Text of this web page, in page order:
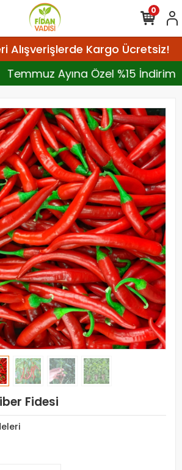
Alışverişlerde Kargo Ücretsiz!
Temmuz Ayına Özel %15 İndirim
0
Fidesi